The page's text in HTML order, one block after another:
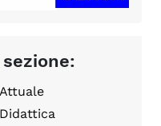
Attuale
Didattica